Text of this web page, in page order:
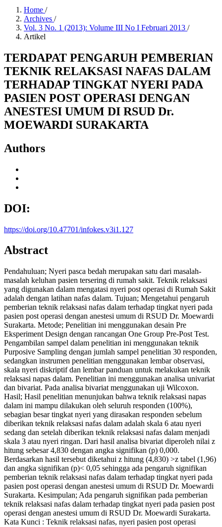
Home /
Archives /
Vol. 3 No. 1 (2013): Volume III No I Februari 2013 /
Artikel
TERDAPAT PENGARUH PEMBERIAN
TEKNIK RELAKSASI NAFAS DALAM
TERHADAP TINGKAT NYERI PADA
PASIEN POST OPERASI DENGAN
ANESTESI UMUM DI RSUD Dr.
MOEWARDI SURAKARTA
Authors
DOI:
https://doi.org/10.47701/infokes.v3i1.127
Abstract
Pendahuluan; Nyeri pasca bedah merupakan satu dari masalah-
masalah keluhan pasien tersering di rumah sakit. Teknik relaksasi
yang digunakan dalam mengatasi nyeri post operasi di Rumah Sakit
adalah dengan latihan nafas dalam. Tujuan; Mengetahui pengaruh
pemberian teknik relaksasi nafas dalam terhadap tingkat nyeri pada
pasien post operasi dengan anestesi umum di RSUD Dr. Moewardi
Surakarta. Metode; Penelitian ini menggunakan desain Pre
Eksperiment Design dengan rancangan One Group Pre-Post Test.
Pengambilan sampel dalam penelitian ini menggunakan teknik
Purposive Sampling dengan jumlah sampel penelitian 30 responden,
sedangkan instrumen penelitian menggunakan lembar observasi,
skala nyeri diskriptif dan lembar panduan untuk melakukan teknik
relaksasi napas dalam. Penelitian ini menggunakan analisa univariat
dan bivariat. Pada analisa bivariat menggunakan uji Wilcoxon.
Hasil; Hasil penelitian menunjukan bahwa teknik relaksasi napas
dalam ini mampu dilakukan oleh seluruh responden (100%),
sebagian besar tingkat nyeri yang dirasakan responden sebelum
diberikan teknik relaksasi nafas dalam adalah skala 6 atau nyeri
sedang dan setelah diberikan teknik relaksasi nafas dalam menjadi
skala 3 atau nyeri ringan. Dari hasil analisa bivariat diperoleh nilai z
hitung sebesar 4,830 dengan angka signifikan (p) 0,000.
Berdasarkan hasil tersebut diketahui z hitung (4,830) >z tabel (1,96)
dan angka signifikan (p)< 0,05 sehingga ada pengaruh signifikan
pemberian teknik relaksasi nafas dalam terhadap tingkat nyeri pada
pasien post operasi dengan anestesi umum di RSUD Dr. Moewardi
Surakarta. Kesimpulan; Ada pengaruh signifikan pada pemberian
teknik relaksasi nafas dalam terhadap tingkat nyeri pada pasien post
operasi dengan anestesi umum di RSUD Dr. Moewardi Surakarta.
Kata Kunci : Teknik relaksasi nafas, nyeri pasien post operasi